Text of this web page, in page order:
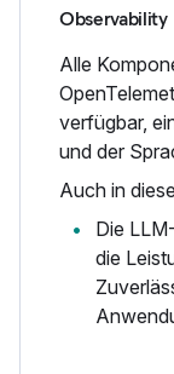
Observability
Alle
verfügbar,
und der
Auch in
Die
die